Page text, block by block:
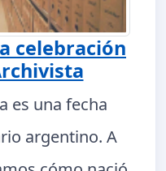
celebración
es una fecha
argentino. A